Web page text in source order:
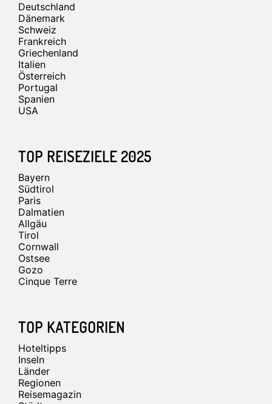
Deutschland
Dänemark
Schweiz
Frankreich
Griechenland
Italien
Österreich
Portugal
Spanien
USA
TOP REISEZIELE 2025
Bayern
Südtirol
Paris
Dalmatien
Allgäu
Tirol
Cornwall
Ostsee
Gozo
Cinque Terre
TOP KATEGORIEN
Hoteltipps
Inseln
Länder
Regionen
Reisemagazin